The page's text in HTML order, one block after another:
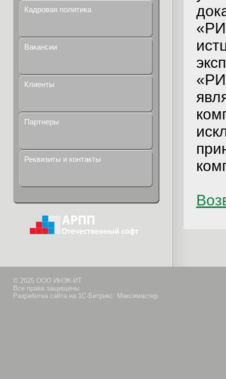
Кадровая политика
Вакансии
Клиенты
Партнеры
Реквизиты и контакты
© 2025 ООО ИНЭК-ИТ
Все права защищены
Разработка сайта на 1С-Битрикс: Максимастер